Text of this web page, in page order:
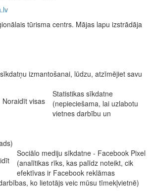
tūrisma centrs. Mājas lapu izstrādāja
izmantošanai, lūdzu, atzīmējiet savu
Noraidīt visas
Statistikas sīkdatne
(nepieciešama, lai uzlabotu
vietnes darbību un
Sociālo mediju sīkdatne - Facebook Pixel
(analītikas rīks, kas palīdz noteikt, cik
efektīvas ir Facebook reklāmas
ko lietotājs veic mūsu tīmekļvietnē)